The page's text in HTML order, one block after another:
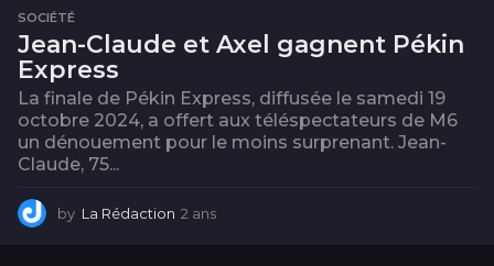
SOCIÉTÉ
Jean-Claude et Axel gagnent Pékin
Express
La finale de Pékin Express, diffusée le samedi 19
octobre 2024, a offert aux téléspectateurs de M6
un dénouement pour le moins surprenant. Jean-
Claude, 75...
by La Rédaction 2 ans